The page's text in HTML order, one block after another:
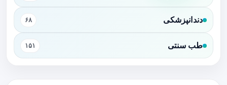
دندانپزشکی ۶۸
طب سنتی ۱۵۱